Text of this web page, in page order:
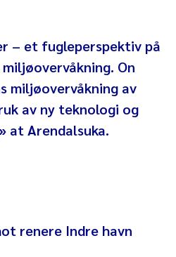
– et fugleperspektiv på
On
miljøovervåkning av
av ny teknologi og
at Arendalsuka.
renere Indre havn